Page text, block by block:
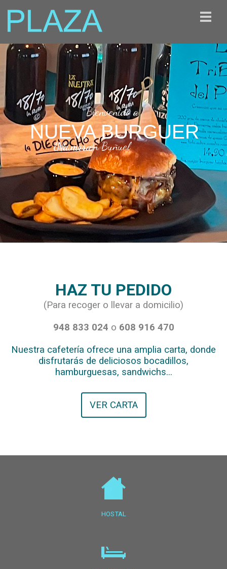
Bienvenido a
NUEVA BURGUER
Estamos en Buñuel (Navarra)
HAZ TU PEDIDO
(Para recoger o llevar a domicilio)
948 833 024 o 608 916 470
Nuestra cafetería ofrece una amplia carta, donde
disfrutarás de deliciosos bocadillos,
hamburguesas, sandwichs...
VER CARTA
HOSTAL